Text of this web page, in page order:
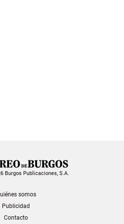
Burgos Publicaciones, S.A.
somos
Publicidad
Contacto